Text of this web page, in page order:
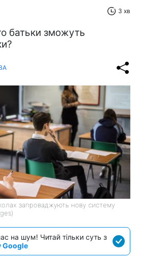
3 хв
батьки зможуть
запроваджують нову систему
на шум! Читай тільки суть з
Google